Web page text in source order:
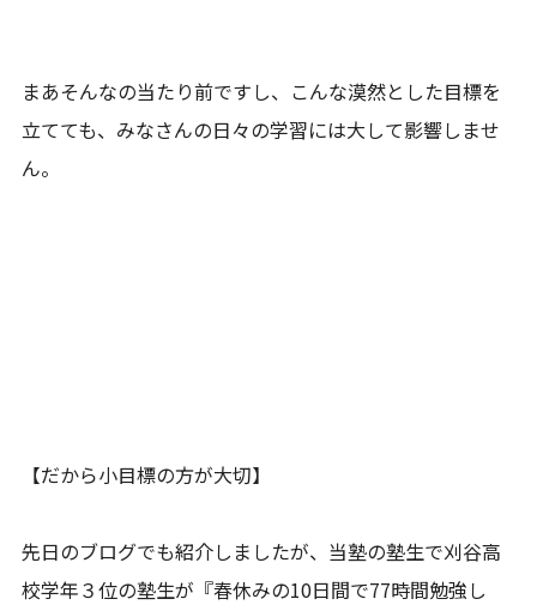
まあそんなの当たり前ですし、こんな漠然とした目標を
立てても、みなさんの日々の学習には大して影響しませ
ん。
【だから小目標の方が大切】
先日のブログでも紹介しましたが、当塾の塾生で刈谷高
校学年３位の塾生が『春休みの10日間で77時間勉強し